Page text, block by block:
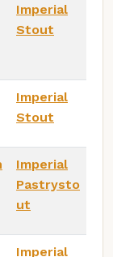
Imperial
Stout
Imperial
Stout
Imperial
Pastrysto
ut
Imperial